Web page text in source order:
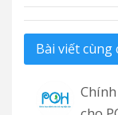
Bài viết cùng